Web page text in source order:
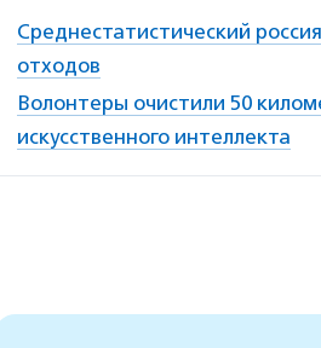
Среднестатистический
отходов
Волонтеры очистили 50
искусственного интеллекта